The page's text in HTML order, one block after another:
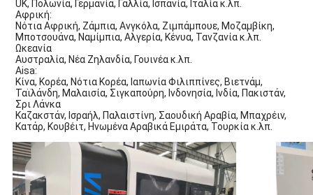
UK, Πολωνία, Γερμανία, Γαλλία, Ισπανία, Ιταλία κ.λπ.
Αφρική:
Νότια Αφρική, Ζάμπια, Ανγκόλα, Ζιμπάμπουε, Μοζαμβίκη,
Μποτσουάνα, Ναμίμπια, Αλγερία, Κένυα, Τανζανία κ.λπ.
Ωκεανία
Αυστραλία, Νέα Ζηλανδία, Γουινέα κ.λπ.
Aisa:
Κίνα, Κορέα, Νότια Κορέα, Ιαπωνία Φιλιππίνες, Βιετνάμ,
Ταϊλάνδη, Μαλαισία, Σιγκαπούρη, Ινδονησία, Ινδία, Πακιστάν,
Σρι Λάνκα
Καζακστάν, Ισραήλ, Παλαιστίνη, Σαουδική Αραβία, Μπαχρέιν,
Κατάρ, Κουβέιτ, Ηνωμένα Αραβικά Εμιράτα, Τουρκία κ.λπ.